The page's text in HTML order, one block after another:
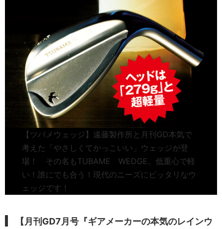
【ツバメウェッジ】遠藤製作所と月刊GD本気で
考えた「やさしくてかっこいい」ウェッジが登
場！ その名もTUBAME WEDGE。低重心で軽
い！誰にでも合う！現代のニーズにピッタリなウ
ェッジです！
【月刊GD7月号『ギアメーカーの本気のレインウ